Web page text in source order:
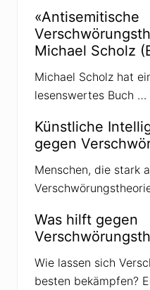
v
e
r
h
a
t
e
s
i
d
e
o
o
g
i
n
,
G
w
l
u
n
d
o
r
o
«Antisemitische
Michael Scholz
Michael Scholz hat
lesenswertes Buch …
Künstliche
gegen
Menschen, die stark
Was hilft gegen
Wie lassen sich
besten bekämpfen?